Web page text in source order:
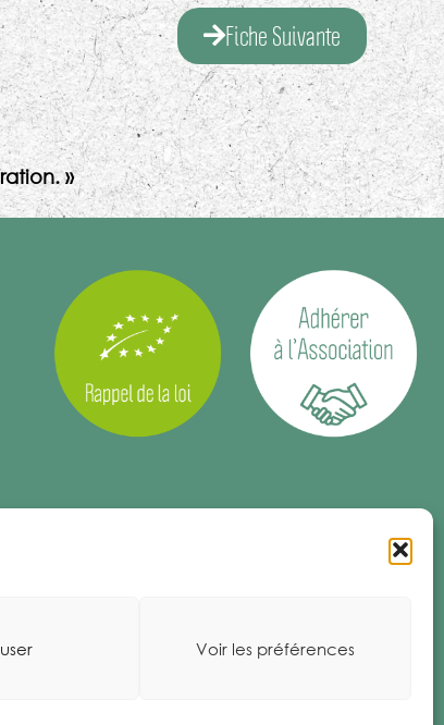
Voir les préférences
Fiche Suivante
»